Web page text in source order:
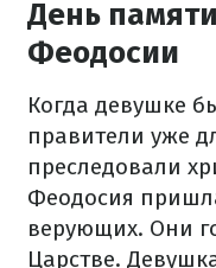
День
Феодосии
Когда девушке
правители уже
преследовали
Феодосия
верующих. Они
Царстве.